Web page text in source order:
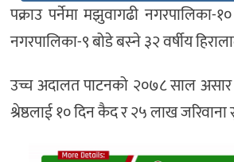
पक्राउ पर्नेमा मझुवागढी नगरपालिका-
नगरपालिका-९ बोडे बस्‍ने ३२ वर्षीय
उच्च अदालत पाटनको २०७८ साल
श्रेष्ठलाई १० दिन कैद र २५ लाख जरिवाना